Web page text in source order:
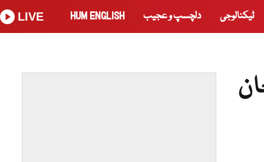
ٹیکنالوجی دلچسپ و عجیب HUM ENGLISH
LIVE